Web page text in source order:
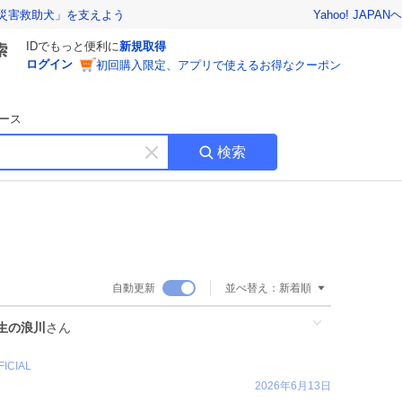
害救助犬」を支えよう Yahoo! JAPAN
IDでもっと便利に新規取得
ログイン
初回購入限定、アプリで使えるお得なクーポン
ス
キ
ー
す
検索
自動更新 並べ替え： 新着順
の浪川 さん
2026年6月13日